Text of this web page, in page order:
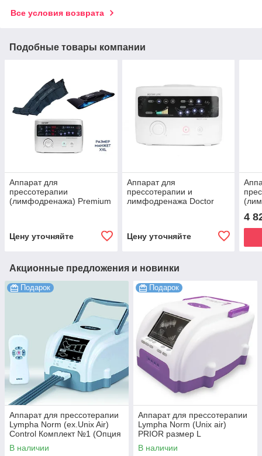
Все условия возврата
Подобные товары компании
Аппарат для
прессотерапии
(лимфодренажа) Premium
ног(XXL) +термо-бандаж
Цену уточняйте
Аппарат для
прессотерапии и
лимфодренажа Doctor
Цену уточняйте
4
Акционные предложения и новинки
Подарок
Аппарат для прессотерапии
Lympha Norm (ex.Unix Air)
Control Комплект №1 (Опция
талия + Опция рука)
В наличии
Подарок
Аппарат для прессотерапии
Lympha Norm (Unix air)
PRIOR размер L
В наличии